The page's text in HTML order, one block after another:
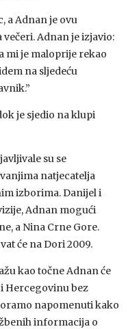
a Adnan je ovu
Adnan je izjavio:
mi je maloprije rekao
na sljedeću
je sjedio na klupi
su se
natjecatelja
izborima. Danijel i
Adnan mogući
a Nina Crne Gore.
će na Dori 2009.
kao točne Adnan će
Hercegovinu bez
napomenuti kako
informacija o